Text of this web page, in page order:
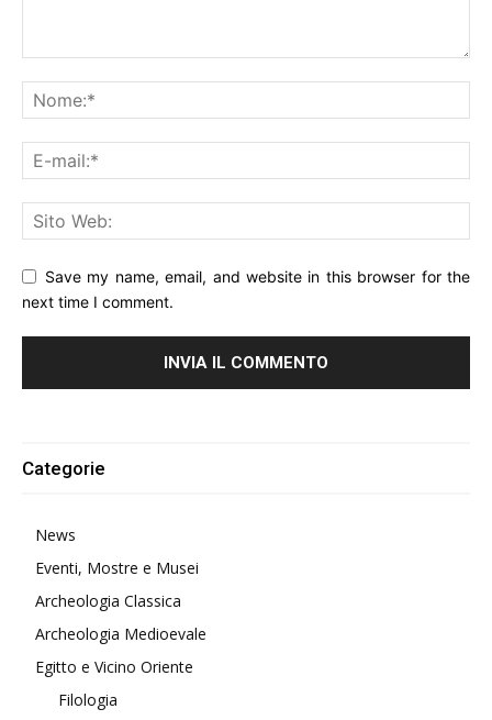
Save my name, email, and website in this browser for the
next time I comment.
Categorie
News
Eventi, Mostre e Musei
Archeologia Classica
Archeologia Medioevale
Egitto e Vicino Oriente
Filologia